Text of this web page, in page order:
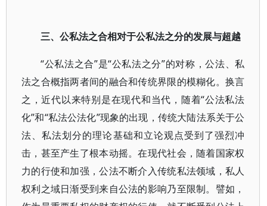
三、公私法之合相对于公私法之分的发展与超越
“公私法之合”是“公私法之分”的对称，公法、私
法之合概指两者间的融合和传统界限的模糊化。换言
之，近代以来特别是在现代和当代，随着“公法私法
化”和“私法公法化”现象的出现，传统大陆法系关于公
法、私法划分的理论基础和立论观点受到了强烈冲
击，甚至产生了根本动摇。在现代社会，随着国家权
力的行使和加强，公法不断介入传统私法领域，私人
权利之域日渐受到来自公法的影响乃至限制。譬如，